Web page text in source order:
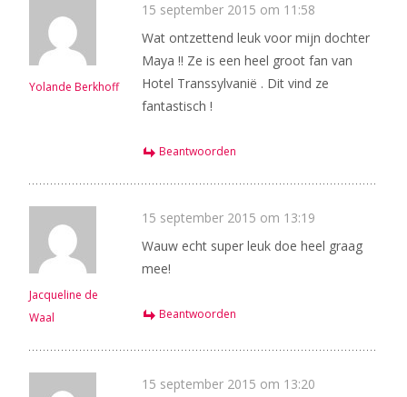
Yolande Berkhoff
15 september 2015 om 11:58
Wat ontzettend leuk voor mijn dochter
Maya !! Ze is een heel groot fan van
Hotel Transsylvanië . Dit vind ze
fantastisch !
Beantwoorden
Jacqueline de
Waal
15 september 2015 om 13:19
Wauw echt super leuk doe heel graag
mee!
Beantwoorden
15 september 2015 om 13:20